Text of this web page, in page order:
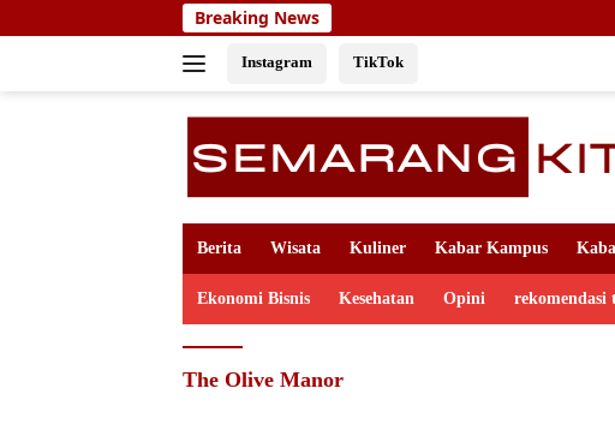
to
Breaking News
Instagram TikTok
Berita Wisata Kuliner Kabar Kampus
Ekonomi Bisnis Kesehatan Opini rekomendasi
The Olive Manor